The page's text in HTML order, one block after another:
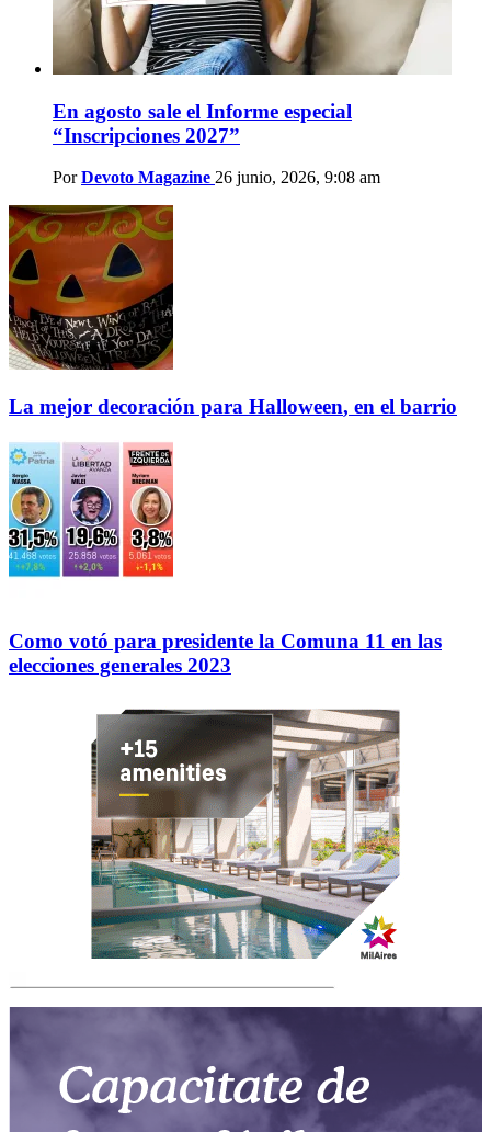
En agosto sale el Informe especial
“Inscripciones 2027”
Por Devoto Magazine 26 junio, 2026, 9:08 am
La mejor decoración para Halloween, en el barrio
Como votó para presidente la Comuna 11 en las
elecciones generales 2023